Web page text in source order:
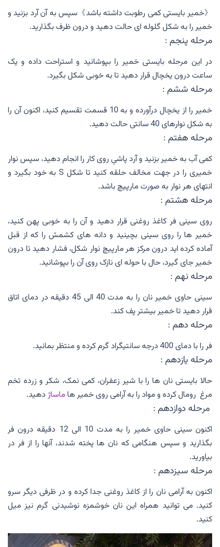
《خمیر بایستی کمی رطوبت داشته باشد》سپس به آن آرد بزنید و
خمیر را به شکل گلوله ای حالت دهید و درون ظرف بگذارید.
مرحله پنجم :
در این مرحله بایستی خمیر را بپوشانید و استراحت داده و یک
ساعت درون یخچال قرار دهید تا به خوبی شکل بگیرد.
مرحله ششم :
خمیر را از یخچال درآورده و به 10 قسمت تقسیم کنید، اکنون آن را
به شکل نوارهای 40 سانتی حالت دهید.
مرحله هفتم :
کمی آب به خمیر بزنید و آرد پاشیِ روی کار را انجام دهید، سپس نوار
خمیری را در جهت مخالف حلقه کنید تا شکل S به خود بگیرد و
انتهای هر نوار به صورت مارپیچ باشد.
مرحله هشتم :
روی سینی فر کاغذ روغنی قرار دهید و آن را به خوبی پهن کنید،
خمیر ها را روی سینی بچینید و دانه های کشمش را که از قبل
آماده کرده اید درون مرکز هر مارپیچ نوار شکل، فشار دهید تا درون
خمیر جای گیرد، حال با حوله ای نازک روی آن را بپوشانید.
مرحله نهم :
سینی حاوی خمیر نان را به مدت 40 الی 45 دقیقه در دمای اتاق
قرار دهید تا خمیر بیشتر پف کند.
مرحله دهم :
فر را با دمای 400 درجه سانتیگراد گرم کرده و منتظر بمانید.
مرحله یازدهم :
حالا بایستی نان ها را با شیر زعفران، کمی نمک، شکر و زرده تخم
مرغ رومال کرده و مواد را به آرامی روی خمیر هاماساژ دهید.
مرحله دوازدهم :
اکنون سینی حاوی خمیر را به مدت 10 الی 12 دقیقه درون فر
بگذارید و سپس هنگامی که نان ها پخته شدند، آنها را از فر در
بیاورید.
مرحله سیزدهم :
اکنون به آرامی نان را از کاغذ روغنی جدا کرده و در ظرفی دیگر سرو
کنید. می توانید همراه این نان خوشمزه نوشیدنی گرم نیز میل
کنید.